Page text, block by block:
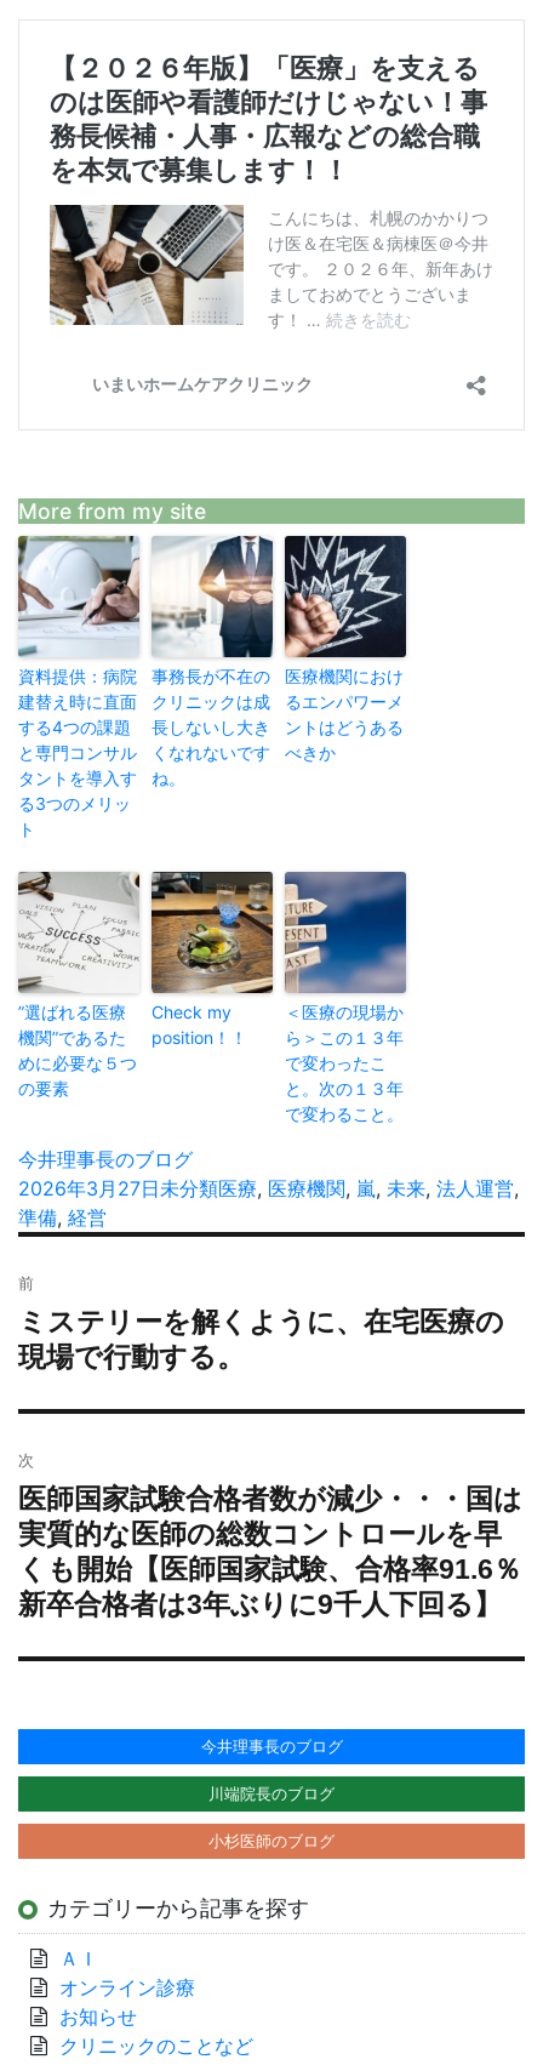
More from my site
資料提供：病院
建替え時に直面
する4つの課題
と専門コンサル
タントを導入す
る3つのメリッ
ト
事務長が不在の
クリニックは成
長しないし大き
くなれないです
ね。
医療機関におけ
るエンパワーメ
ントはどうある
べきか
”選ばれる医療
機関”であるた
めに必要な５つ
の要素
Check my
position！！
＜医療の現場か
ら＞この１３年
で変わったこ
と。次の１３年
で変わること。
投
稿
者
今井理事長のブログ
投
稿
2026年3月27日カ
ー
未分類タ
医療, 医療機関, 嵐, 未来, 法人運営,
準備, 経営
稿
ナ
ビ
シ
ョ
ン
前
過
去
の
投
ミステリーを解くように、在宅医療の
現場で行動する。
次
次
の
投
稿:
医師国家試験合格者数が減少・・・国は
実質的な医師の総数コントロールを早
くも開始【医師国家試験、合格率91.6％
新卒合格者は3年ぶりに9千人下回る】
今井理事長のブログ
川端院長のブログ
小杉医師のブログ
カテゴリーから記事を探す
ＡＩ
オンライン診療
お知らせ
クリニックのことなど